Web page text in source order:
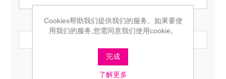
密码:
记住我？ 忘记密码？
Cookies帮助我们提供我们的服务。如果要使
用我们的服务,您需同意我们使用cookie。
完成
了解更多